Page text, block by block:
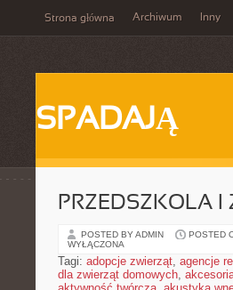
Strona główna Archiwum Inny
SPADAJĄ
PRZEDSZKOLA I
POSTED BY ADMIN POSTED
WYŁĄCZONA
Tagi: adopcje zwierząt, agencje
dla zwierząt domowych,